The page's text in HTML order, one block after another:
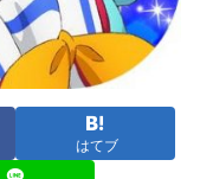
はてブ